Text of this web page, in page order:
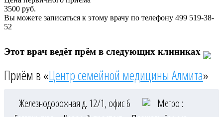
3500 руб.
Вы можете записаться к этому врачу по телефону 499 519-38-
52
Этот врач ведёт прём в следующих клиниках
Приём в «Центр семейной медицины Алмита»
Железнодорожная д. 12/1, офис 6
Метро :